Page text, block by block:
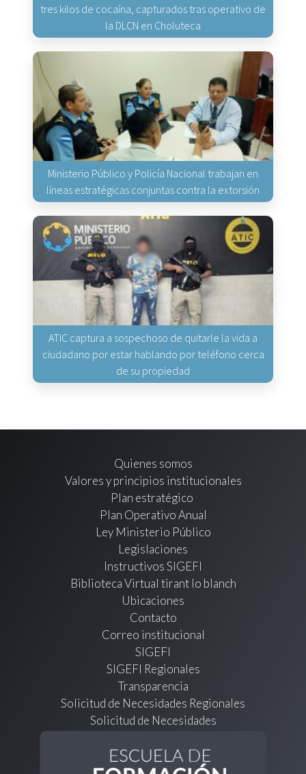
tres kilos de cocaína, capturados tras operativo de
la DLCN en Choluteca
Ministerio Público y Policía Nacional trabajan en
líneas estratégicas conjuntas contra la extorsión
ATIC captura a sospechoso de quitarle la vida a
ciudadano por estar hablando por teléfono cerca
de su propiedad
Quienes somos
Valores y principios institucionales
Plan estratégico
Plan Operativo Anual
Ley Ministerio Público
Legislaciones
Instructivos SIGEFI
Biblioteca Virtual tirant lo blanch
Ubicaciones
Contacto
Correo institucional
SIGEFI
SIGEFI Regionales
Transparencia
Solicitud de Necesidades Regionales
Solicitud de Necesidades